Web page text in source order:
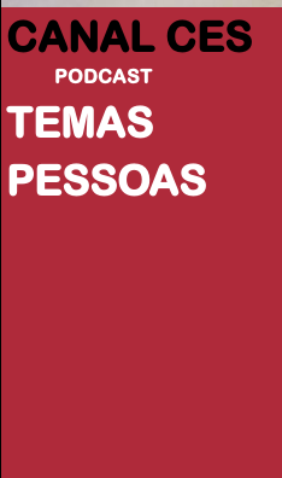
CANAL CES
PODCAST
TEMAS
PESSOAS